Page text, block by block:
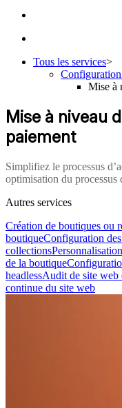
Tous les services>
Configuration
Mise à
Mise à niveau
paiement
Simplifiez le processus
optimisation du processus
Autres services
Création de boutiques ou
boutiqueConfiguration
collections
de la boutique
headlessAudit de site web
continue du site web